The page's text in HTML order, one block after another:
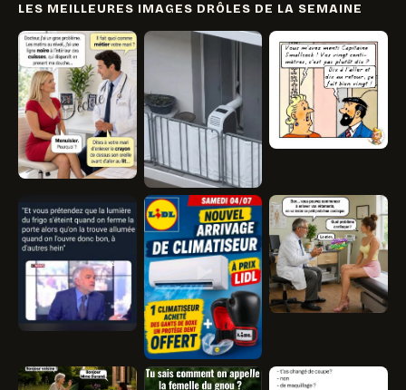
LES MEILLEURES IMAGES DRÔLES DE LA SEMAINE